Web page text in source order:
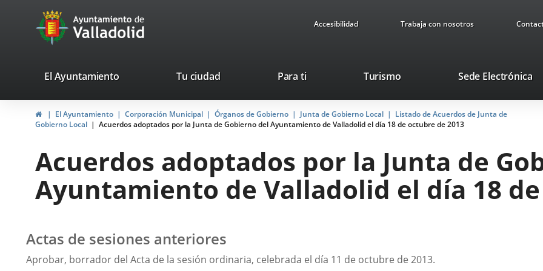
Portal
Web
Ayuntamiento
de
Valladolid
Accesibilidad Trabaja con nosotros
valladolid.es
El Ayuntamiento Tu ciudad Para ti TurismoThis
will
open
in
pop-
up
window.
Sede Electrónica
HomeEl Ayuntamiento Corporación Municipal Órganos de Gobierno Junta de Gobierno Local
Listado de Acuerdos de Junta de
Gobierno Local
Acuerdos adoptados por la Junta de Gobierno del Ayuntamiento de Valladolid el día 18 de octubre de 2013
Acuerdos adoptados por la Junta de
Ayuntamiento de Valladolid el día 18
Actas de sesiones anteriores
Aprobar, borrador del Acta de la sesión ordinaria, celebrada el día 11 de octubre de 2013.